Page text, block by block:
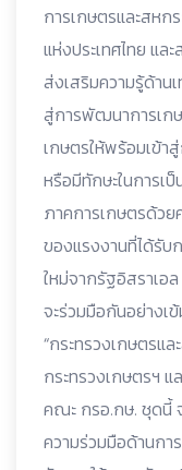
การเกษตรและสห
แห่งประเทศไทย แล
ส่งเสริมความรู้ด้าน
สู่การพัฒนาการเก
เกษตรให้พร้อมเข้า
หรือมีทักษะในการเ
ภาคการเกษตรด้ว
ของแรงงานที่ได้รับ
ใหม่จากรัฐอิสราเอ
จะร่วมมือกันอย่างเ
“กระทรวงเกษตรแ
กระทรวงเกษตรฯ แ
คณะ กรอ.กษ. ชุดนี้
ความร่วมมือด้านก